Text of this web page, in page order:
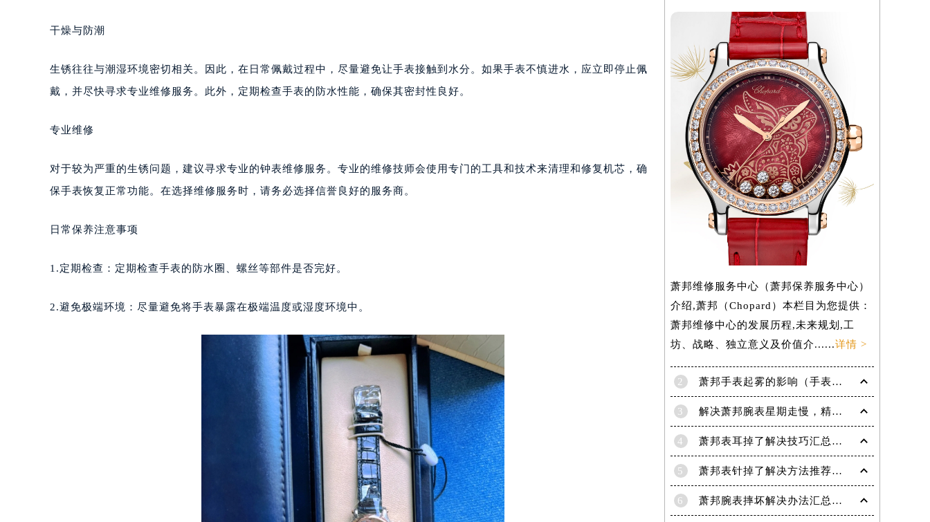
重庆市江北区观音桥步行街2号融恒时代广场写字楼9层902室（需提前预约）
长沙市芙蓉区定王台街道建湘路393号世茂环球金融中心写字楼（芙蓉广场）10层13室（需提前预约）
沈阳市沈河区中街路83号亨得利名表服务中心（品牌授权店）1层整层（需提前预约）
温州市鹿城区锦绣路1067号置信广场10层1015室（需提前预约）
大连市中山区人民路15号国际金融大厦7层G室（需提前预约）
东莞市东城街道鸿福东路1号民盈国贸中心T1写字楼9层907室（需提前预约）
南通市崇川区工农路57号圆融广场写字楼16层1603室（需提前预约）
苏州市苏州工业园区星港街199号苏州中心办公楼C座22层08室（需提前预约）
武汉市江汉区解放大道686号世界贸易大厦38层09室（需提前预约）
南宁市青秀区金湖路59号地王大厦12楼1224室（需提前预约）
合肥市蜀山区潜山路111号万象城华润大厦B座12楼03室（需提前预约）
泉州市丰泽区宝洲路729号浦西万达中心写字楼A座7楼709室（需提前预约）
青岛市南区山东路6号华润大厦B座22层04室（需提前预约）
烟台市芝罘区胜利路139号万达金融中心A座907室（需提前预约）
长春市朝阳区西安大路727号中银大厦A座(旺进大厦)18层09室（需提前预约）
贵阳市南明区都司高架桥路33号亨特国际金融中心14楼14D（需提前预约）
昆明市盘龙区北京路928号同德昆明广场写字楼10层06室（需提前预约）
干燥与防潮
生锈往往与潮湿环境密切相关。因此，在日常佩戴过程中，尽量避免让手表接触到水分。如果手表不慎进水，应立即停止佩
戴，并尽快寻求专业维修服务。此外，定期检查手表的防水性能，确保其密封性良好。
专业维修
对于较为严重的生锈问题，建议寻求专业的钟表维修服务。专业的维修技师会使用专门的工具和技术来清理和修复机芯，确
保手表恢复正常功能。在选择维修服务时，请务必选择信誉良好的服务商。
日常保养注意事项
1.定期检查：定期检查手表的防水圈、螺丝等部件是否完好。
2.避免极端环境：尽量避免将手表暴露在极端温度或湿度环境中。
萧邦维修服务中心（萧邦保养服务中心）
介绍,萧邦（Chopard）本栏目为您提供：
萧邦维修中心的发展历程,未来规划,工
坊、战略、独立意义及价值介......详情 >
2 萧邦手表起雾的影响（手表起雾维护建议）
3 解决萧邦腕表星期走慢，精准调校秘籍在这里
4 萧邦表耳掉了解决技巧汇总（轻松修复爱表的小妙招）
5 萧邦表针掉了解决方法推荐（轻松修复你的爱表）
6 萧邦腕表摔坏解决办法汇总（专业修复与日常保养技巧）